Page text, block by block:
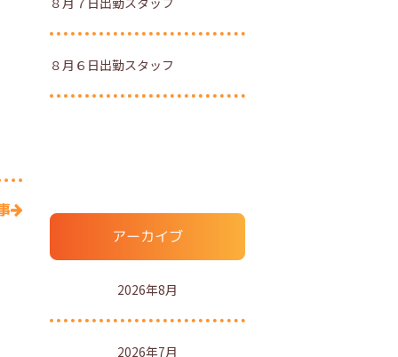
８月６日出勤スタッフ
アーカイブ
2026年8月
2026年7月